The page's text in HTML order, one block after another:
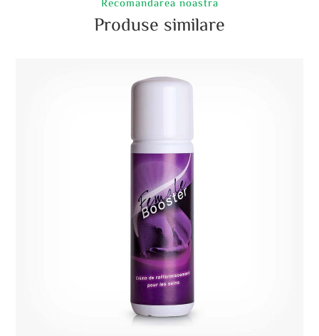
Recomandarea noastra
Produse similare